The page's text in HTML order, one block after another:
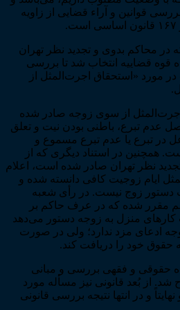
قوانین و آراء قضایی از زاویه
محاکم بدوی و تجدید نظر تهران
قوه قضاییه انتخاب شد تا بررسی
مورد «استحقاق اجرت‌المثل از
اجرت‌المثل از سوی زوجه صادر شده
عدم تبرع، باطنی بودن نیت و تعلق
در تبرع یا عدم تبرع مسموع و
همچنین در استناد دیگری که از
نظر تهران صادر شده است، اعلام
ایام زوجیت کافی دانسته شده و
دستور زوج نیست. در رأی شعبه
هم مقرر شده که در عرف حاکم بر
کارهای منزل به زوجه دستور می‌دهد
ادعای مزد ندارد؛ ولی در صورت
حقوق خود را دریافت کند.
حقوقی و فقهی بررسی و مبانی
از بُعد قانونی نیز مسأله مورد
و در انتها نتیجه بررسی قانونی